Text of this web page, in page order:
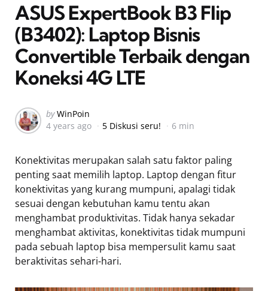
ASUS ExpertBook B3 Flip
(B3402): Laptop Bisnis
Convertible Terbaik dengan
Koneksi 4G LTE
Posted
by
by WinPoin
4 years ago
5 Diskusi seru! 6 min
Konektivitas merupakan salah satu faktor paling
penting saat memilih laptop. Laptop dengan fitur
konektivitas yang kurang mumpuni, apalagi tidak
sesuai dengan kebutuhan kamu tentu akan
menghambat produktivitas. Tidak hanya sekadar
menghambat aktivitas, konektivitas tidak mumpuni
pada sebuah laptop bisa mempersulit kamu saat
beraktivitas sehari-hari.